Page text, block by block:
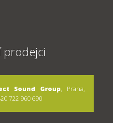
prodejci
Sound Group, Praha,
722 960 690